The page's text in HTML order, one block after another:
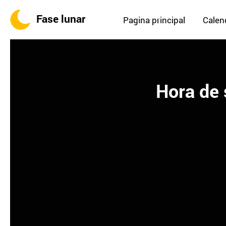
Fase lunar Pagina principal
Hora